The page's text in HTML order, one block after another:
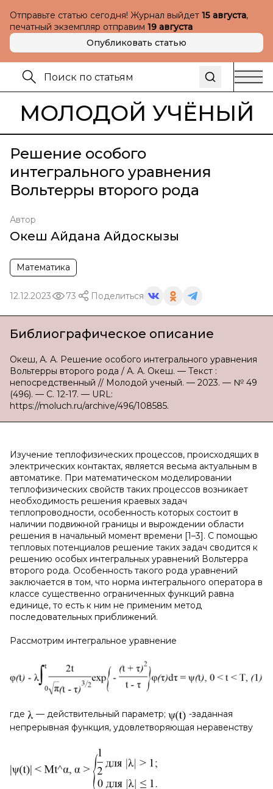
Отправьте статью сегодня! Журнал выйдет 15 августа,
печатный экземпляр отправим 19 августа
Опубликовать статью
МОЛОДОЙ УЧЁНЫЙ
Решение особого
интегрального уравнения
Вольтерры второго рода
Автор
Океш Айдана Айдоскызы
Математика
12.12.2023 73 Поделиться
Библиографическое описание
Океш, А. А. Решение особого интегрального уравнения
Вольтерры второго рода / А. А. Океш. — Текст :
непосредственный // Молодой ученый. — 2023. — № 49
(496). — С. 12-17. — URL:
https://moluch.ru/archive/496/108585.
Изучение теплофизических процессов, происходящих в
электрических контактах, является весьма актуальным в
автоматике. При математическом моделировании
теплофизических свойств таких процессов возникает
необходимость решения краевых задач
теплопроводности, особенность которых состоит в
наличии подвижной границы и вырождении области
решения в начальный момент времени [1–3]. С помощью
тепловых потенциалов решение таких задач сводится к
решению особых интегральных уравнений Вольтерра
второго рода. Особенность такого рода уравнений
заключается в том, что норма интегрального оператора в
классе существенно ограниченных функций равна
единице, то есть к ним не применим метод
последовательных приближений.
Рассмотрим интегральное уравнение
где — действительный параметр;
-заданная
непрерывная функция, удовлетворяющая неравенству